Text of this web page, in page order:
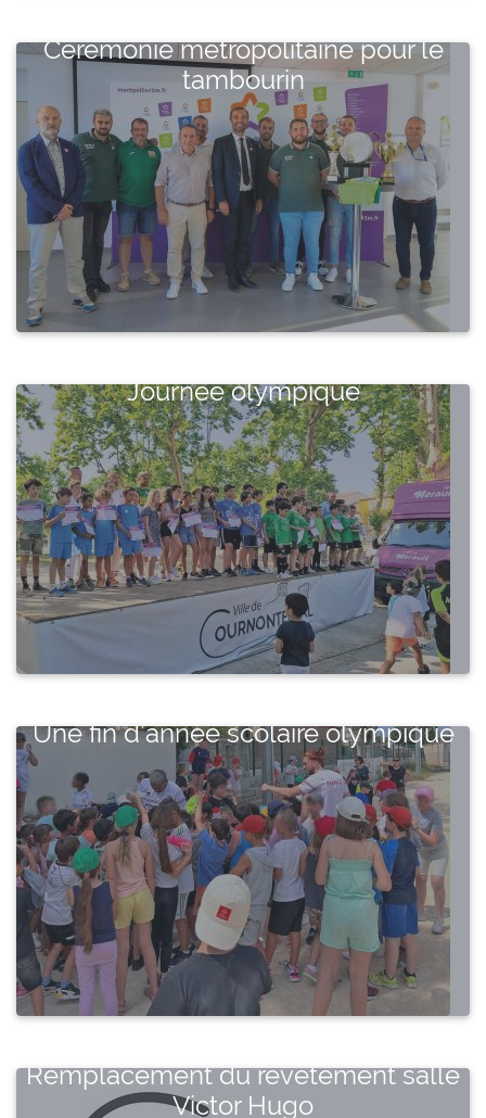
Cérémonie métropolitaine pour le
tambourin
Journée olympique
Une fin d’année scolaire olympique
Remplacement du revêtement salle
Victor Hugo